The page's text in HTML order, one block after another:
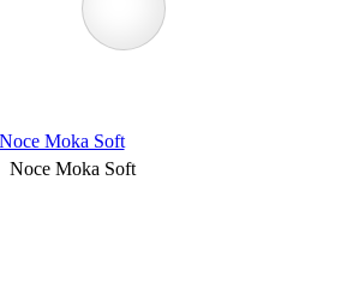
Noce Moka Soft